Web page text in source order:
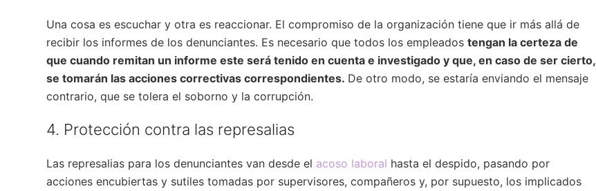
Una cosa es escuchar y otra es reaccionar. El compromiso de la organización tiene que ir más allá de
recibir los informes de los denunciantes. Es necesario que todos los empleadostengan la certeza de
que cuando remitan un informe este será tenido en cuenta e investigado y que, en caso de ser cierto,
se tomarán las acciones correctivas correspondientes. De otro modo, se estaría enviando el mensaje
contrario, que se tolera el soborno y la corrupción.
4. Protección contra las represalias
Las represalias para los denunciantes van desde el acoso laboral hasta el despido, pasando por
acciones encubiertas y sutiles tomadas por supervisores, compañeros y, por supuesto, los implicados